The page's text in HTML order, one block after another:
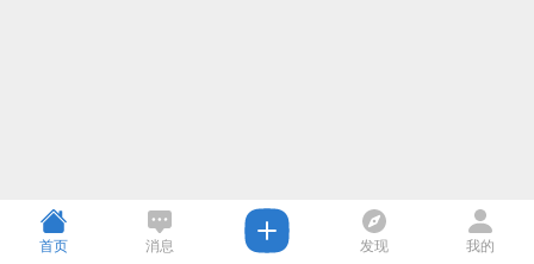
首页 消息 发现 我的